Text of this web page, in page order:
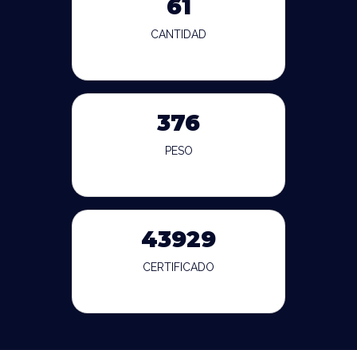
61
CANTIDAD
376
PESO
43929
CERTIFICADO